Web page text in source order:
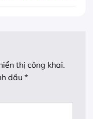
thị công khai.
dấu *